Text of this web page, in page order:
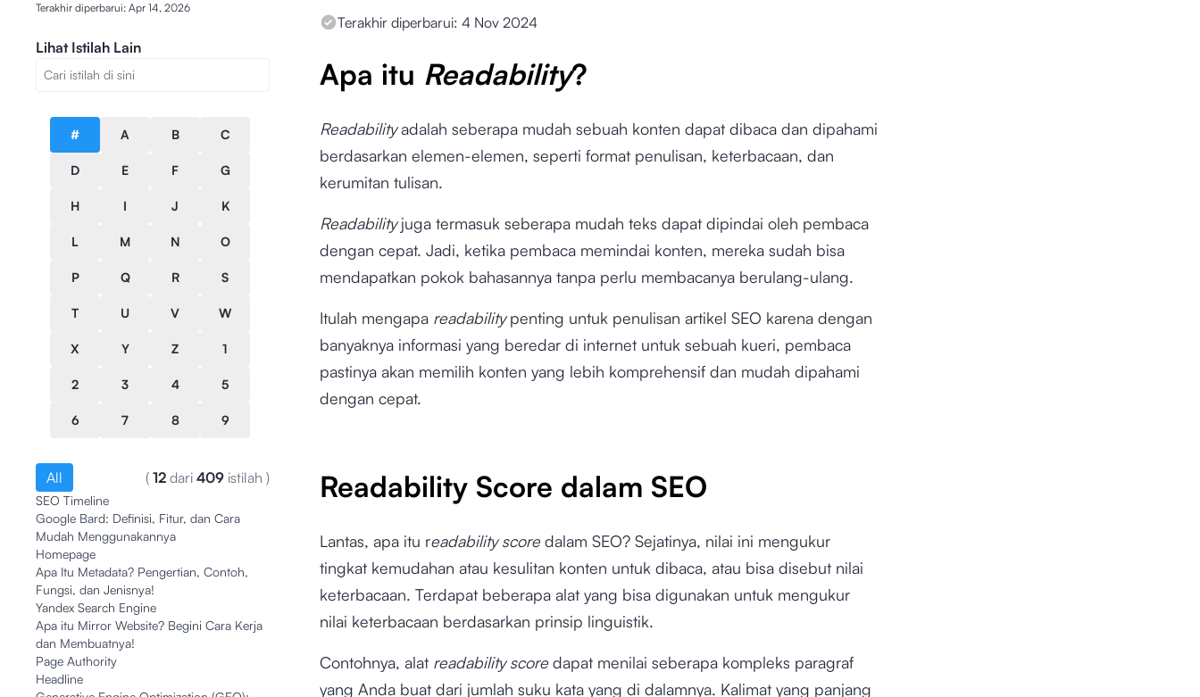
Terakhir diperbarui: Apr 14, 2026
Lihat Istilah Lain
# A B C
D E F G
H I J K
L M N O
P Q R S
T U V W
X Y Z 1
2 3 4 5
6 7 8 9
All ( 12 dari 409 istilah )
SEO Timeline
Google Bard: Definisi, Fitur, dan Cara
Mudah Menggunakannya
Homepage
Apa Itu Metadata? Pengertian, Contoh,
Fungsi, dan Jenisnya!
Yandex Search Engine
Apa itu Mirror Website? Begini Cara Kerja
dan Membuatnya!
Page Authority
Headline
Terakhir diperbarui: 4 Nov 2024
Apa itu Readability?
Readabilityadalah seberapa mudah sebuah konten dapat dibaca dan dipahami
berdasarkan elemen-elemen, seperti format penulisan, keterbacaan, dan
kerumitan tulisan.
Readabilityjuga termasuk seberapa mudah teks dapat dipindai oleh pembaca
dengan cepat. Jadi, ketika pembaca memindai konten, mereka sudah bisa
mendapatkan pokok bahasannya tanpa perlu membacanya berulang-ulang.
Itulah mengapa readabilitypenting untuk penulisan artikel SEO karena dengan
banyaknya informasi yang beredar di internet untuk sebuah kueri, pembaca
pastinya akan memilih konten yang lebih komprehensif dan mudah dipahami
dengan cepat.
Readability Score dalam SEO
Lantas, apa itu readability scoredalam SEO? Sejatinya, nilai ini mengukur
tingkat kemudahan atau kesulitan konten untuk dibaca, atau bisa disebut nilai
keterbacaan. Terdapat beberapa alat yang bisa digunakan untuk mengukur
nilai keterbacaan berdasarkan prinsip linguistik.
Contohnya, alatreadability scoredapat menilai seberapa kompleks paragraf
yang Anda buat dari jumlah suku kata yang di dalamnya. Kalimat yang panjang